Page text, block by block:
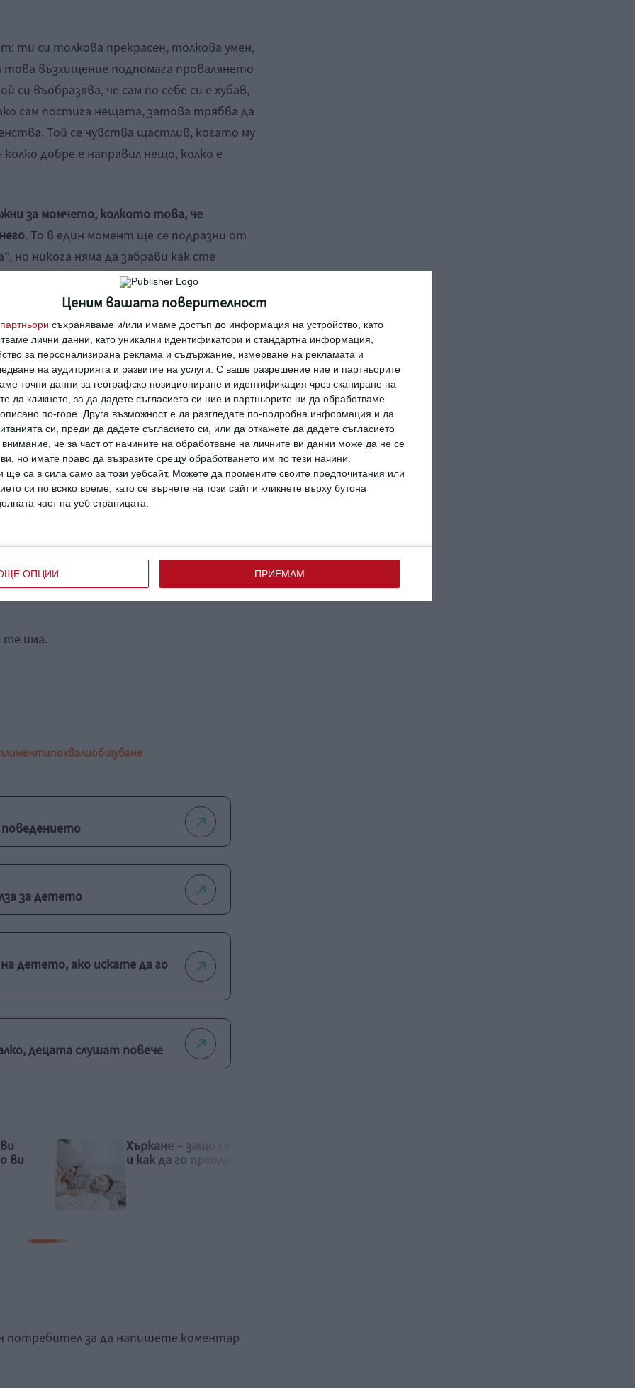
Ценим вашата поверителност
партньори съхраняваме и/или имаме достъп до информация на устройство, като
лични данни, като уникални идентификатори и стандартна информация,
за персонализирана реклама и съдържание, измерване на рекламата и
на аудиторията и развитие на услуги. С ваше разрешение ние и партньорите
точни данни за географско позициониране и идентификация чрез сканиране на
да кликнете, за да дадете съгласието си ние и партньорите ни да обработваме
описано по-горе. Друга възможност е да разгледате по-подробна информация и да
си, преди да дадете съгласието си, или да откажете да дадете съгласието
че за част от начините на обработване на личните ви данни може да не се
ви, но имате право да възразите срещу обработването им по тези начини.
ще са в сила само за този уебсайт. Можете да промените своите предпочитания или
си по всяко време, като се върнете на този сайт и кликнете върху бутона
част на уеб страницата.
ОПЦИИ ПРИЕМАМ
ти си толкова прекрасен, толкова умен,
възхищение подпомага провалянето
въобразява, че сам по себе си е хубав,
сам постига нещата, затова трябва да
Той се чувства щастлив, когато му
добре е направил нещо, колко е
за момчето, колкото това, че
. То в един момент ще се подразни от
но никога няма да забрави как сте
което е построил от лего. Когато
родители на толкова талантливо,
огромен стимул за сина ви. А на
съвършена и прекрасна сама по себе си, че
това, че е такава, каквато е.
трябва да казват непрестанно на децата
всеки винаги има нужда от тези
те има.
похвалиобщуване
поведението
за детето
детето, ако искате да го
децата слушат повече
Детето не иска в
количката. Защо
потребител за да напишете коментар